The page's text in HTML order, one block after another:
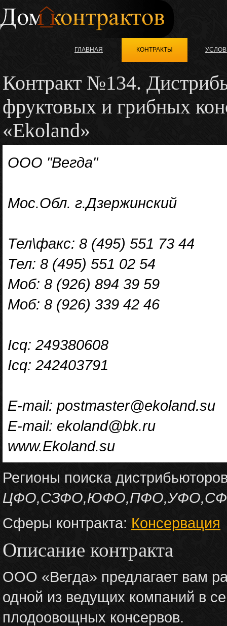
ГЛАВНАЯ КОНТРАКТЫ
Контракт №134.
фруктовых и грибных
«Ekoland»
ООО "Вегда"
Мос.Обл. г.Дзержинский
Тел\факс: 8 (495) 551 73 44
Тел: 8 (495) 551 02 54
Моб: 8 (926) 894 39 59
Моб: 8 (926) 339 42 46
Icq: 249380608
Icq: 242403791
E-mail: postmaster@ekoland.su
E-mail: ekoland@bk.ru
www.Ekoland.su
Регионы поиска
Сферы контракта: Консервация
Описание контракта
ООО «Вегда» предлагает вам
одной из ведущих компаний в
плодоовощных консервов.